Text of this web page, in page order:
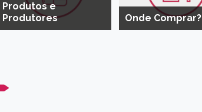
Produtos e
Produtores
Onde Comprar?